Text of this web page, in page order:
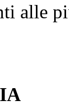
alle